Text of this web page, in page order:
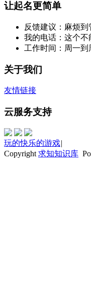
让起名更简单
反馈建议：麻烦
我的电话：这个不
工作时间：周一到
关于我们
友情链接
云服务支持
玩的快乐的游戏|
Copyright 求知知识库